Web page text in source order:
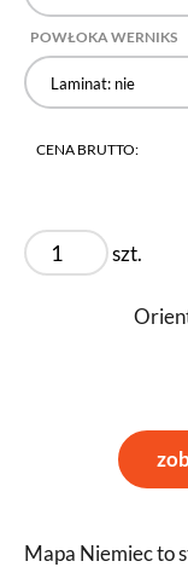
POWŁOKA WERNIKS
Laminat: nie
CENA BRUTTO:
szt.
Mapa Niemiec to